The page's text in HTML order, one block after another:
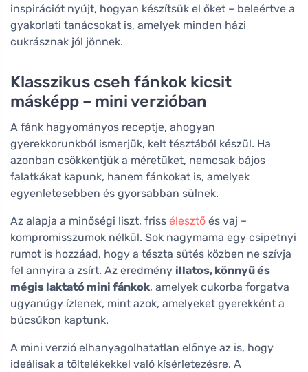
inspirációt nyújt, hogyan készítsük el őket – beleértve a
gyakorlati tanácsokat is, amelyek minden házi
cukrásznak jól jönnek.
Klasszikus cseh fánkok kicsit
másképp – mini verzióban
A fánk hagyományos receptje, ahogyan
gyerekkorunkból ismerjük, kelt tésztából készül. Ha
azonban csökkentjük a méretüket, nemcsak bájos
falatkákat kapunk, hanem fánkokat is, amelyek
egyenletesebben és gyorsabban sülnek.
Az alapja a minőségi liszt, friss élesztő és vaj –
kompromisszumok nélkül. Sok nagymama egy csipetnyi
rumot is hozzáad, hogy a tészta sütés közben ne szívja
fel annyira a zsírt. Az eredmény illatos, könnyű és
mégis laktató mini fánkok, amelyek cukorba forgatva
ugyanúgy ízlenek, mint azok, amelyeket gyerekként a
búcsúkon kaptunk.
A mini verzió elhanyagolhatatlan előnye az is, hogy
ideálisak a töltelékekkel való kísérletezésre. A